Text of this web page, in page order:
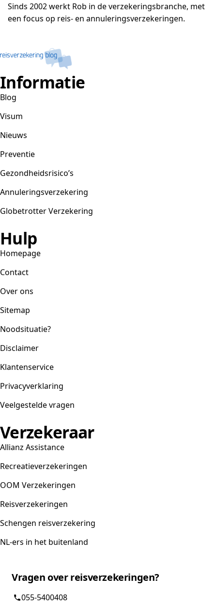
Sinds 2002 werkt Rob in de verzekeringsbranche, met
een focus op reis- en annuleringsverzekeringen.
Informatie
Blog
Visum
Nieuws
Preventie
Gezondheidsrisico’s
Annuleringsverzekering
Globetrotter Verzekering
Hulp
Homepage
Contact
Over ons
Sitemap
Noodsituatie?
Disclaimer
Klantenservice
Privacyverklaring
Veelgestelde vragen
Verzekeraar
Allianz Assistance
Recreatieverzekeringen
OOM Verzekeringen
Reisverzekeringen
Schengen reisverzekering
NL-ers in het buitenland
Vragen over reisverzekeringen?
055-5400408